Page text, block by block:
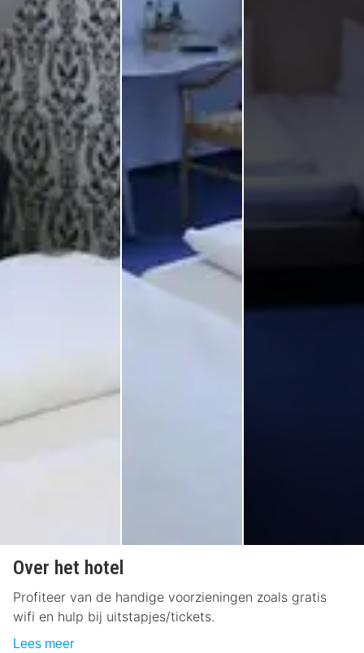
Over het hotel
Profiteer van de handige voorzieningen zoals gratis
wifi en hulp bij uitstapjes/tickets.
Lees meer